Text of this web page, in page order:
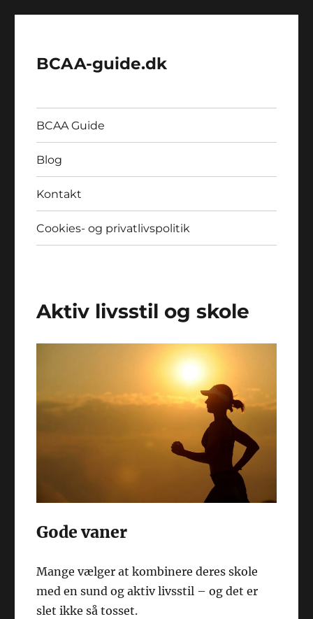
BCAA-guide.dk
BCAA Guide
Blog
Kontakt
Cookies- og privatlivspolitik
Aktiv livsstil og skole
Gode vaner
Mange vælger at kombinere deres skole
med en sund og aktiv livsstil – og det er
slet ikke så tosset.